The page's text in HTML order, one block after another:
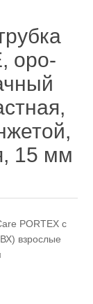
оро-
15 мм
PORTEX с
взрослые